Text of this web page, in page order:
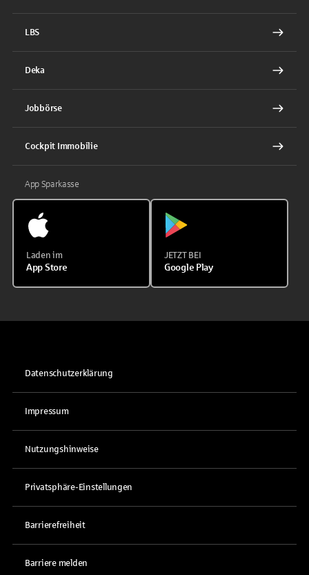
LBS
Deka
Jobbörse
Cockpit Immobilie
App Sparkasse
Laden im
App Store
JETZT BEI
Google Play
Datenschutzerklärung
Impressum
Nutzungshinweise
Privatsphäre-Einstellungen
Barrierefreiheit
Barriere melden